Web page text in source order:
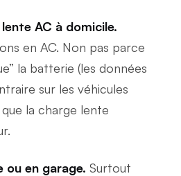
AC à domicile.
en AC. Non pas parce
la batterie (les données
sur les véhicules
la charge lente
ou en garage. Surtout